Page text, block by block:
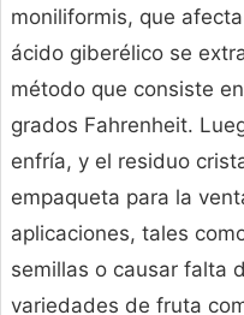
moniliformis, que
ácido giberélico se
método que consiste
grados Fahrenheit.
enfría, y el residuo
empaqueta para la
aplicaciones, tales
semillas o causar falta
variedades de fruta